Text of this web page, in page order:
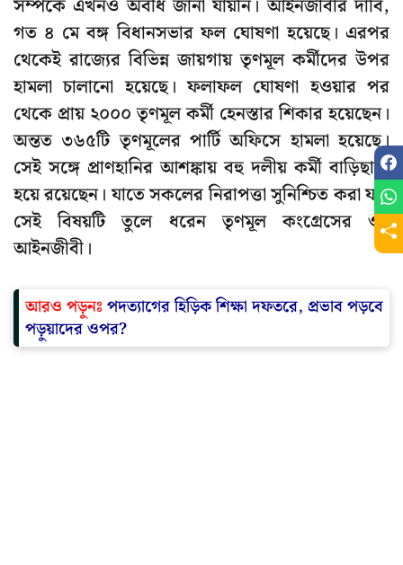
সম্পর্কে এখনও অবধি জানা যায়নি। আইনজীবীর দাবি,
গত ৪ মে বঙ্গ বিধানসভার ফল ঘোষণা হয়েছে। এরপর
থেকেই রাজ্যের বিভিন্ন জায়গায় তৃণমূল কর্মীদের উপর
হামলা চালানো হয়েছে। ফলাফল ঘোষণা হওয়ার পর
থেকে প্রায় ২০০০ তৃণমূল কর্মী হেনস্তার শিকার হয়েছেন।
অন্তত ৩৬৫টি তৃণমূলের পার্টি অফিসে হামলা হয়েছে।
সেই সঙ্গে প্রাণহানির আশঙ্কায় বহু দলীয় কর্মী বাড়িছাড়া
হয়ে রয়েছেন। যাতে সকলের নিরাপত্তা সুনিশ্চিত করা যায়
সেই বিষয়টি তুলে ধরেন তৃণমূল কংগ্রেসের ওই
আইনজীবী।
আরও পড়ুনঃপদত্যাগের হিড়িক শিক্ষা দফতরে, প্রভাব পড়বে
পড়ুয়াদের ওপর?